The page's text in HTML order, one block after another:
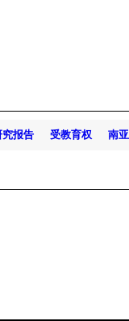
究报告 受教育权 南亚